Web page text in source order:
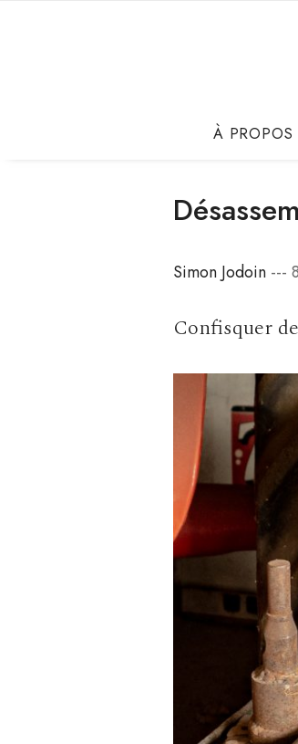
À PROPOS
Simon Jodoin ---
Confisquer